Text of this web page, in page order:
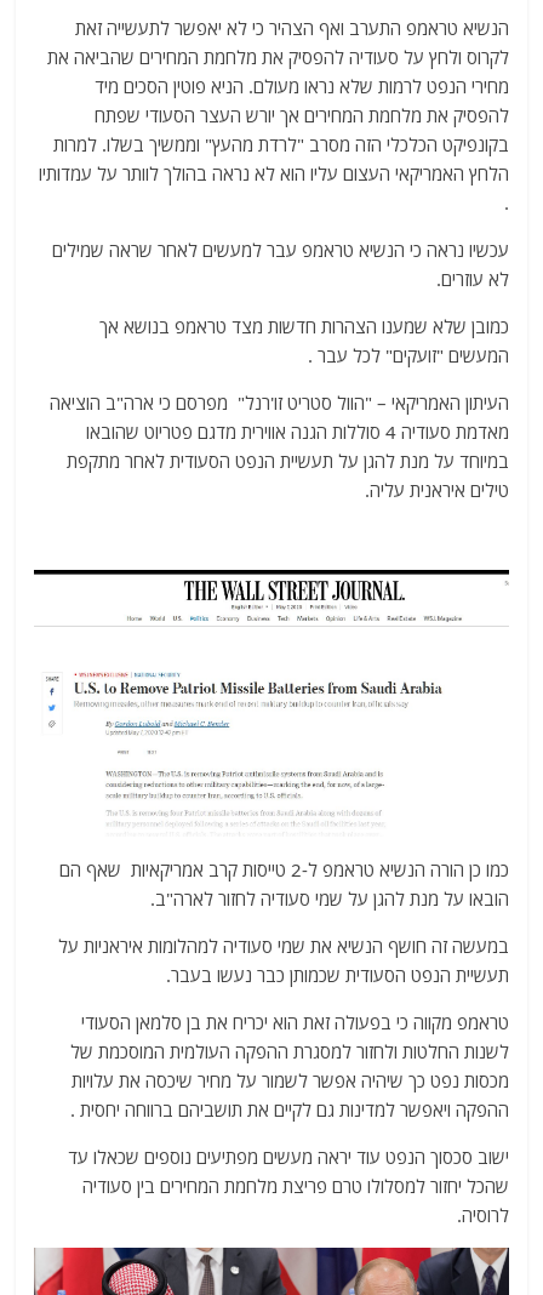
הנשיא טראמפ התערב ואף הצהיר כי לא יאפשר לתעשייה זאת
לקרוס ולחץ על סעודיה להפסיק את מלחמת המחירים שהביאה את
מחירי הנפט לרמות שלא נראו מעולם. הניא פוטין הסכים מיד
להפסיק את מלחמת המחירים אך יורש העצר הסעודי שפתח
בקונפיקט הכלכלי הזה מסרב "לרדת מהעץ" וממשיך בשלו. למרות
הלחץ האמריקאי העצום עליו הוא לא נראה בהולך לוותר על עמדותיו
.
עכשיו נראה כי הנשיא טראמפ עבר למעשים לאחר שראה שמילים
לא עוזרים.
כמובן שלא שמענו הצהרות חדשות מצד טראמפ בנושא אך
המעשים "זועקים" לכל עבר .
העיתון האמריקאי – "הוול סטריט זו'רנל" מפרסם כי ארה"ב הוציאה
מאדמת סעודיה 4 סוללות הגנה אווירית מדגם פטריוט שהובאו
במיוחד על מנת להגן על תעשיית הנפט הסעודית לאחר מתקפת
טילים איראנית עליה.
כמו כן הורה הנשיא טראמפ ל-2 טייסות קרב אמריקאיות שאף הם
הובאו על מנת להגן על שמי סעודיה לחזור לארה"ב.
במעשה זה חושף הנשיא את שמי סעודיה למהלומות איראניות על
תעשיית הנפט הסעודית שכמותן כבר נעשו בעבר.
טראמפ מקווה כי בפעולה זאת הוא יכריח את בן סלמאן הסעודי
לשנות החלטות ולחזור למסגרת ההפקה העולמית המוסכמת של
מכסות נפט כך שיהיה אפשר לשמור על מחיר שיכסה את עלויות
ההפקה ויאפשר למדינות גם לקיים את תושביהם ברווחה יחסית .
ישוב סכסוך הנפט עוד יראה מעשים מפתיעים נוספים שכאלו עד
שהכל יחזור למסלולו טרם פריצת מלחמת המחירים בין סעודיה
לרוסיה.